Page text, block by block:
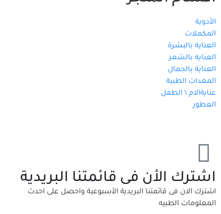
الأدوية
المكملات
العناية بالبشرة
العناية بالشعر
العناية بالجمال
المعدات الطبية
عنايةالام \ الطفل
العطور
اشترك الأن فى قائمتنا البريدية
اشترك الان فى قائمتنا البريدية الأسبوعية واحصل على احدث
المعلومات الطبيه